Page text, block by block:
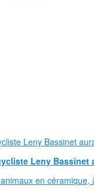
Leny Bassinet